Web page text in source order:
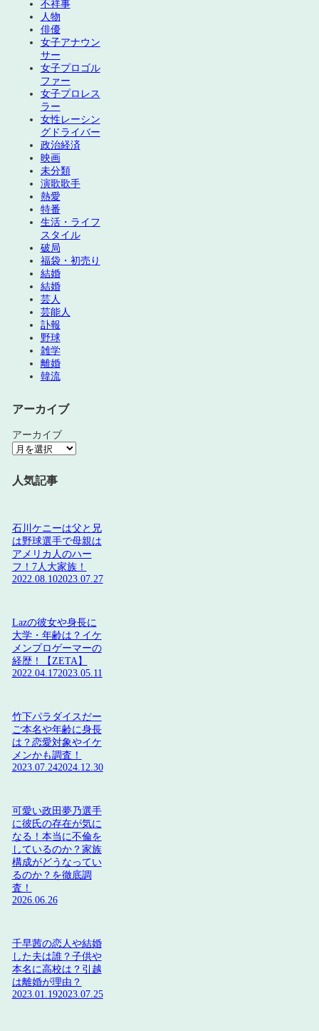
不祥事
人物
俳優
女子アナウン
サー
女子プロゴル
ファー
女子プロレス
ラー
女性レーシン
グドライバー
政治経済
映画
未分類
演歌歌手
熱愛
特番
生活・ライフ
スタイル
破局
福袋・初売り
結婚
結婚
芸人
芸能人
訃報
野球
雑学
離婚
韓流
アーカイブ
アーカイブ
人気記事
石川ケニーは父と兄
は野球選手で母親は
アメリカ人のハー
フ！7人大家族！
2022.08.102023.07.27
Lazの彼女や身長に
大学・年齢は？イケ
メンプロゲーマーの
経歴！【ZETA】
2022.04.172023.05.11
竹下パラダイスだー
ご本名や年齢に身長
は？恋愛対象やイケ
メンかも調査！
2023.07.242024.12.30
可愛い政田夢乃選手
に彼氏の存在が気に
なる！本当に不倫を
しているのか？家族
構成がどうなってい
るのか？を徹底調
査！
2026.06.26
千早茜の恋人や結婚
した夫は誰？子供や
本名に高校は？引越
は離婚が理由？
2023.01.192023.07.25